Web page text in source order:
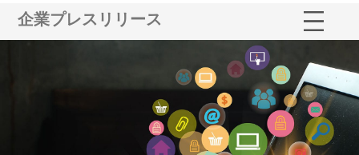
企業プレスリリース